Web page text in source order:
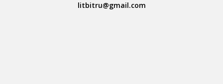
litbitru@gmail.com